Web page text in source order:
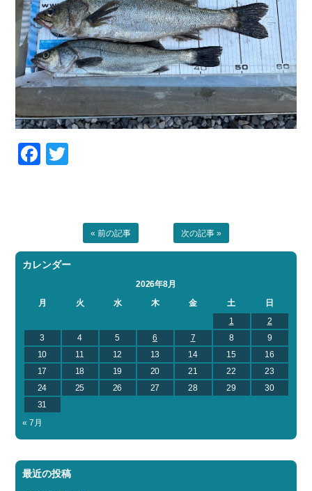
Facebook
« 前の記事 次の記事 »
カレンダー
2026年8月
月
火 水 木 金 土
日
1
2
3
4 5 6 7 8
9
10
11 12 13 14 15
16
17
18 19 20 21 22
23
24
25 26 27 28 29
30
31
« 7月
最近の投稿